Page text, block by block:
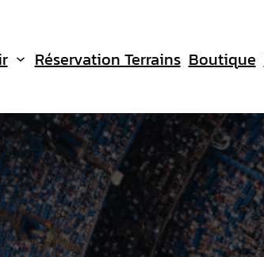
Réservation Terrains Boutique